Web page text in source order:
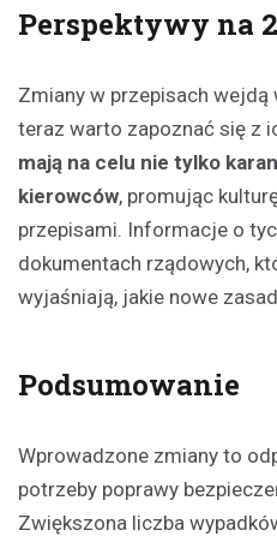
Perspektywy na
Zmiany w przepisach wejdą
teraz warto zapoznać się z
mają na celu nie tylko
kierowców, promując
przepisami. Informacje o
dokumentach rządowych,
wyjaśniają, jakie nowe
Podsumowanie
Wprowadzone zmiany to
potrzeby poprawy
Zwiększona liczba